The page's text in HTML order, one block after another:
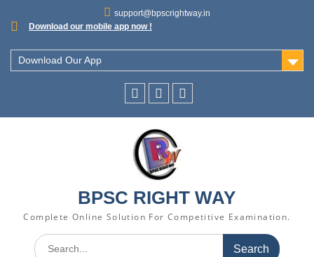
support@bpscrightway.in
Download our mobile app now !
Download Our App
BPSC RIGHT WAY
Complete Online Solution For Competitive Examination.